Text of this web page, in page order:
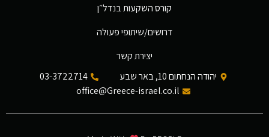
קורס השקעות בנדל״ן
דרושים/שיתופי פעולה
יצירת קשר
יהודה הנחתום 10, באר שבע
03-3722714
office@Greece-israel.co.il